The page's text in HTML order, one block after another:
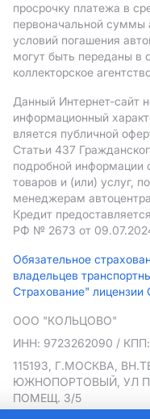
просрочку платежа в
первоначальной суммы
условий погашения
могут быть переданы в
коллекторское
Данный Интернет-сайт
информационный
вляется публичной
Статьи 437
подробной информации
товаров и (или) услуг,
менеджерам автоцентра
Кредит
РФ № 2673 от
Обязательное
владельцев
Страхование"
ООО "КОЛЬЦОВО"
ИНН: 9723262090 / КПП:
115193, Г.МОСКВА,
ЮЖНОПОРТОВЫЙ, УЛ
ПОМЕЩ. 3/5